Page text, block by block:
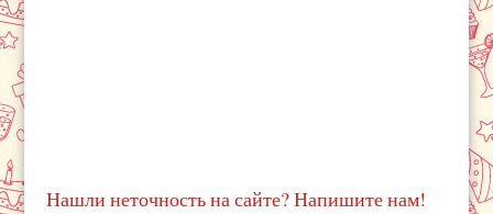
Нашли неточность на сайте? Напишите нам!